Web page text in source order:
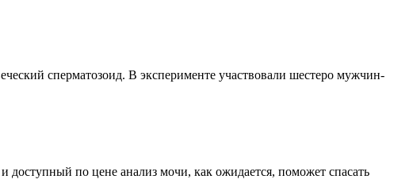
сперматозоид. В эксперименте участвовали шестеро мужчин-
по цене анализ мочи, как ожидается, поможет спасать